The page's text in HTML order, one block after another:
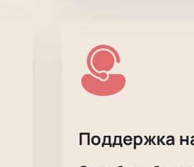
Поддержка